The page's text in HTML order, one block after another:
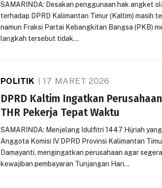
SAMARINDA: Desakan penggunaan hak angket
terhadap DPRD Kalimantan Timur (Kaltim) masih
namun Fraksi Partai Kebangkitan Bangsa (PKB)
langkah tersebut tidak…
POLITIK 17 MARET 2026
DPRD Kaltim Ingatkan
THR Pekerja Tepat Waktu
SAMARINDA: Menjelang Idulfitri 1447 Hijriah yang
Anggota Komisi IV DPRD Provinsi Kalimantan
Damayanti, mengingatkan perusahaan agar
kewajiban pembayaran Tunjangan Hari…